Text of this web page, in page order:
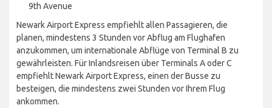
9th Avenue
Newark Airport Express empfiehlt allen Passagieren, die
planen, mindestens 3 Stunden vor Abflug am Flughafen
anzukommen, um internationale Abflüge von Terminal B zu
gewährleisten. Für Inlandsreisen über Terminals A oder C
empfiehlt Newark Airport Express, einen der Busse zu
besteigen, die mindestens zwei Stunden vor Ihrem Flug
ankommen.